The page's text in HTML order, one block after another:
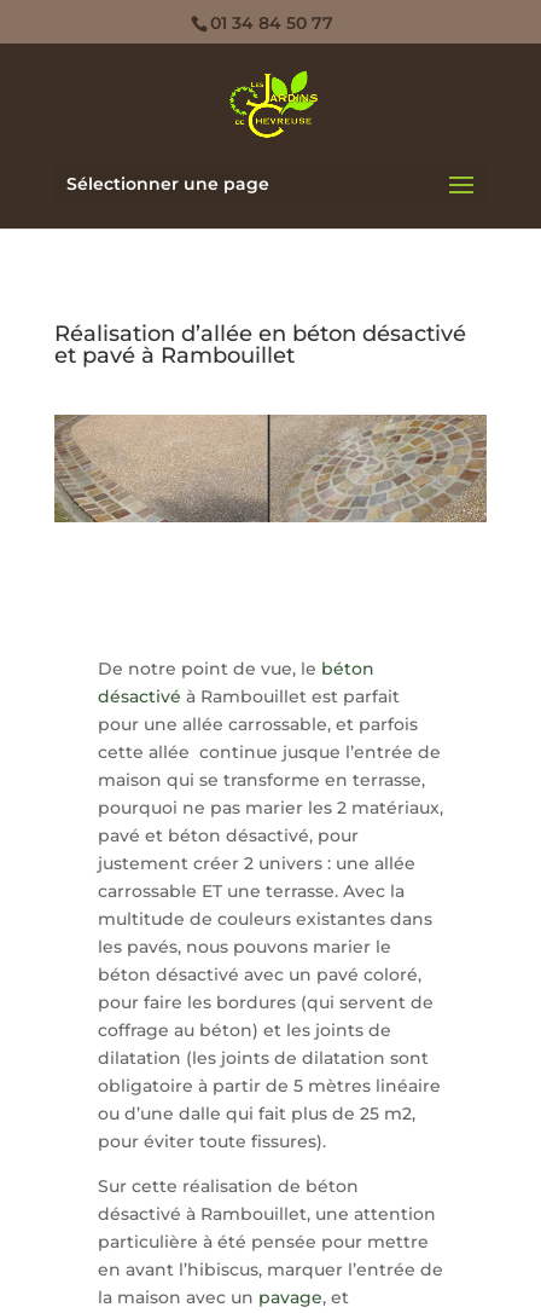
01 34 84 50 77
Sélectionner une page
Réalisation d’allée en béton désactivé
et pavé à Rambouillet
De notre point de vue, le béton
désactivé à Rambouillet est parfait
pour une allée carrossable, et parfois
cette allée continue jusque l’entrée de
maison qui se transforme en terrasse,
pourquoi ne pas marier les 2 matériaux,
pavé et béton désactivé, pour
justement créer 2 univers : une allée
carrossable ET une terrasse. Avec la
multitude de couleurs existantes dans
les pavés, nous pouvons marier le
béton désactivé avec un pavé coloré,
pour faire les bordures (qui servent de
coffrage au béton) et les joints de
dilatation (les joints de dilatation sont
obligatoire à partir de 5 mètres linéaire
ou d’une dalle qui fait plus de 25 m2,
pour éviter toute fissures).
Sur cette réalisation de béton
désactivé à Rambouillet, une attention
particulière à été pensée pour mettre
en avant l’hibiscus, marquer l’entrée de
la maison avec un pavage, et